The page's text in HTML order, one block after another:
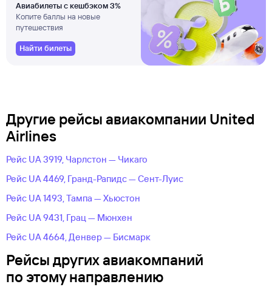
Авиабилеты с кешбэком 3%
Копите баллы на новые
путешествия
Найти билеты
Другие рейсы авиакомпании United
Airlines
Рейс UA 3919, Чарлстон — Чикаго
Рейс UA 4469, Гранд-Рапидс — Сент-Луис
Рейс UA 1493, Тампа — Хьюстон
Рейс UA 9431, Грац — Мюнхен
Рейс UA 4664, Денвер — Бисмарк
Рейсы других авиакомпаний
по этому направлению